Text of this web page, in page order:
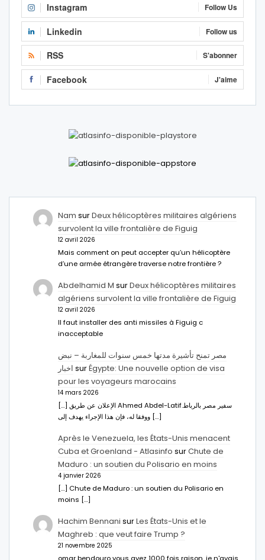
Instagram Follow Us
Linkedin Follow us
RSS S'abonner
Facebook J'aime
Nam surDeux hélicoptères militaires algériens
survolent la ville frontalière de Figuig
12 avril 2026
Mais comment on peut accepter qu’un hélicoptère
d’une armée étrangère traverse notre frontière ?
Abdelhamid M surDeux hélicoptères militaires
algériens survolent la ville frontalière de Figuig
12 avril 2026
Il faut installer des anti missiles à Figuig c
inacceptable
مصر تمنح تأشيرة مدتها خمس سنوات للمغاربة – نبض
اخبار surÉgypte: Une nouvelle option de visa
pour les voyageurs marocains
14 mars 2026
[…] الإعلان عن طريق Ahmed Abdel-Latifسفير مصر بالرباط.
ووفقا له، فإن هذا الإجراء يهدف إلى […]
Après le Venezuela, les États-Unis menacent
Cuba et Groenland - Atlasinfo surChute de
Maduro : un soutien du Polisario en moins
4 janvier 2026
[…] Chute de Maduro : un soutien du Polisario en
moins […]
Hachim Bennani surLes États-Unis et le
Maghreb : que veut faire Trump ?
21 novembre 2025